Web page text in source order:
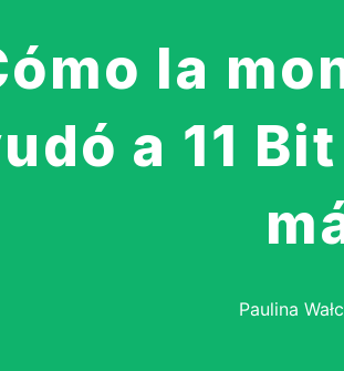
Para SaaS
Servicios profesionales
la
a 11
Paulina